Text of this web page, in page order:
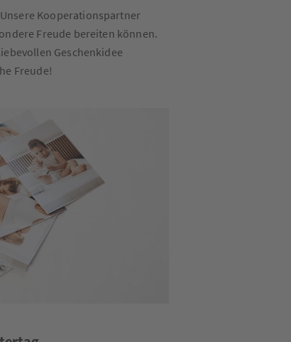
Kooperationspartner
Freude bereiten können.
Geschenkidee
Freude!